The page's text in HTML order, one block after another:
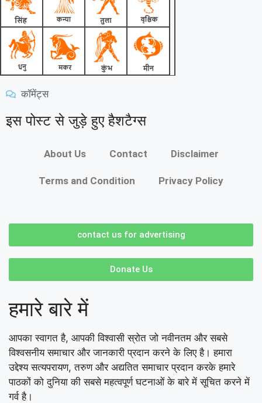
कॉमेंट्स
इस पोस्ट से जुड़े हुए हैशटैग्स
About Us Contact Disclaimer
Terms and Condition Privacy Policy
contact us for advertising
Donate Us
हमारे बारे में
आपका स्वागत है, आपकी विश्वासी स्रोत जो नवीनतम और सबसे
विश्वसनीय समाचार और जानकारी प्रदान करने के लिए है। हमारा
उद्देश्य सत्यपरायण, तरुण और अद्यतित समाचार प्रदान करके हमारे
पाठकों को दुनिया की सबसे महत्वपूर्ण घटनाओं के बारे में सूचित करने में
गर्व है।